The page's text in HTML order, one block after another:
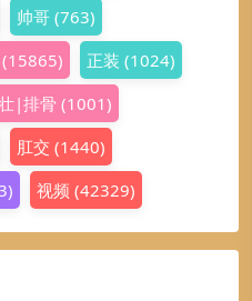
帅哥 (763)
(15865) 正装 (1024)
|排骨 (1001)
肛交 (1440)
视频 (42329)